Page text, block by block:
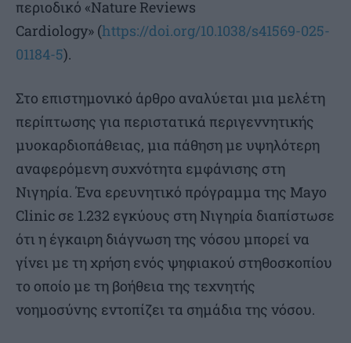
περιοδικό «Nature Reviews
Cardiology» (https://doi.org/10.1038/s41569-025-
01184-5).
Στο επιστημονικό άρθρο αναλύεται μια μελέτη
περίπτωσης για περιστατικά περιγεννητικής
μυοκαρδιοπάθειας, μια πάθηση με υψηλότερη
αναφερόμενη συχνότητα εμφάνισης στη
Νιγηρία. Ένα ερευνητικό πρόγραμμα της Mayo
Clinic σε 1.232 εγκύους στη Νιγηρία διαπίστωσε
ότι η έγκαιρη διάγνωση της νόσου μπορεί να
γίνει με τη χρήση ενός ψηφιακού στηθοσκοπίου
το οποίο με τη βοήθεια της τεχνητής
νοημοσύνης εντοπίζει τα σημάδια της νόσου.